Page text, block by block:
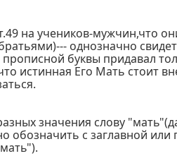
на учеников-мужчин,что
однозначно
буквы придавал
истинная Его Мать стоит
значения слову
обозначить с заглавной или